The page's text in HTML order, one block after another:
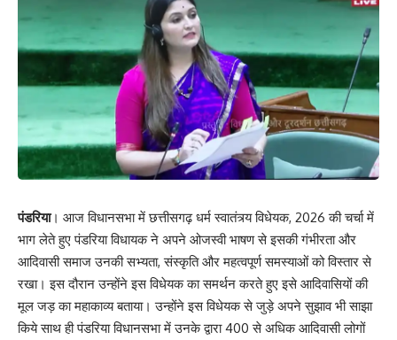
पंडरिया। आज विधानसभा में छत्तीसगढ़ धर्म स्वातंत्र्य विधेयक, 2026 की चर्चा में
भाग लेते हुए पंडरिया विधायक ने अपने ओजस्वी भाषण से इसकी गंभीरता और
आदिवासी समाज उनकी सभ्यता, संस्कृति और महत्वपूर्ण समस्याओं को विस्तार से
रखा। इस दौरान उन्होंने इस विधेयक का समर्थन करते हुए इसे आदिवासियों की
मूल जड़ का महाकाव्य बताया। उन्होंने इस विधेयक से जुड़े अपने सुझाव भी साझा
किये साथ ही पंडरिया विधानसभा में उनके द्वारा 400 से अधिक आदिवासी लोगों